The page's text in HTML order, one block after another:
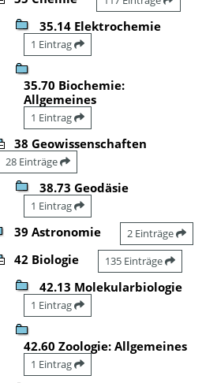
35.14 Elektrochemie
1 Eintrag
35.70 Biochemie:
Allgemeines
1 Eintrag
38 Geowissenschaften
28 Einträge
38.73 Geodäsie
1 Eintrag
39 Astronomie 2 Einträge
42 Biologie 135 Einträge
42.13 Molekularbiologie
1 Eintrag
42.60 Zoologie: Allgemeines
1 Eintrag